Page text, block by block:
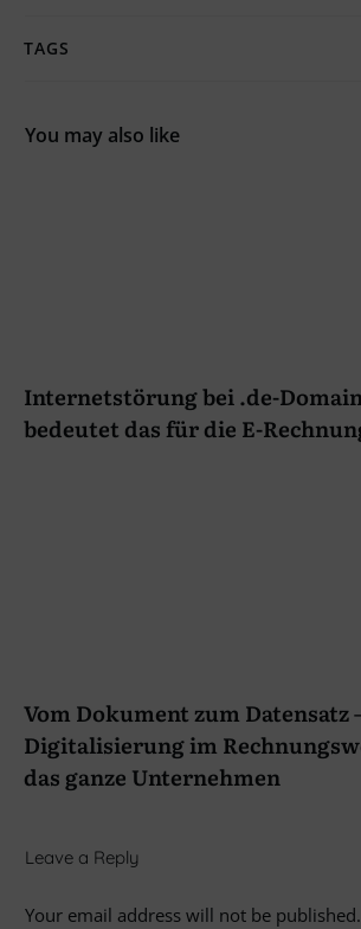
TAGS
You may also like
Internetstörung bei .de-
bedeutet das für die E-
Vom Dokument zum Datensatz
Digitalisierung im
das ganze Unternehmen
Leave a Reply
Your email address will not be published.